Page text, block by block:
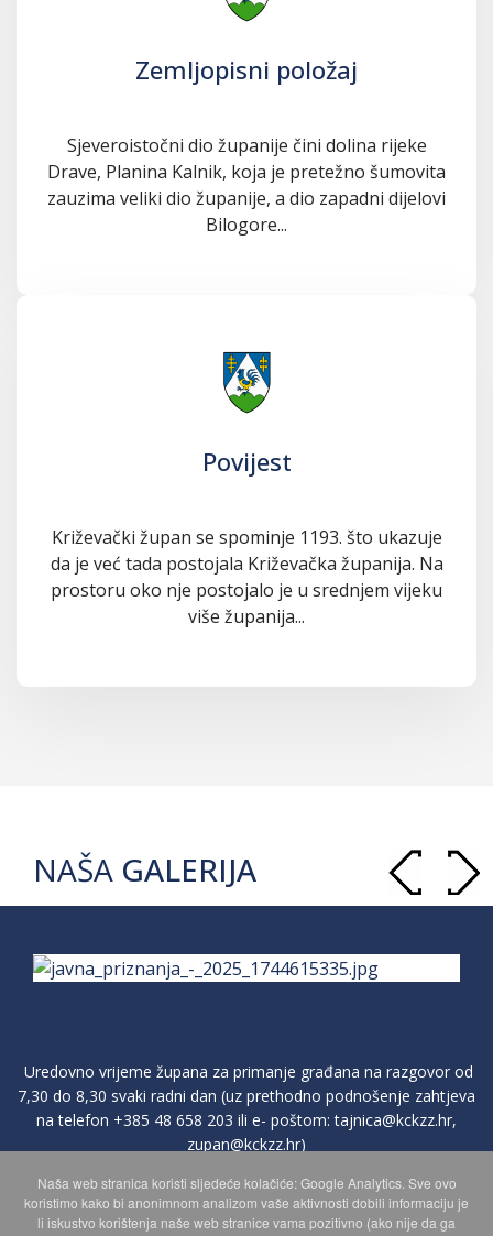
Zemljopisni položaj
Sjeveroistočni dio županije čini dolina rijeke
Drave, Planina Kalnik, koja je pretežno šumovita
zauzima veliki dio županije, a dio zapadni dijelovi
Bilogore...
Povijest
Križevački župan se spominje 1193. što ukazuje
da je već tada postojala Križevačka županija. Na
prostoru oko nje postojalo je u srednjem vijeku
više županija...
NAŠA GALERIJA
Uredovno vrijeme župana za primanje građana na razgovor od
7,30 do 8,30 svaki radni dan (uz prethodno podnošenje zahtjeva
na telefon +385 48 658 203 ili e- poštom:tajnica@kckzz.hr,
zupan@kckzz.hr)
POLITIKA ZAŠTITE PRIVATNOSTI OSOBNIH PODATAKA
Naša web stranica koristi sljedeće kolačiće: Google Analytics. Sve ovo
koristimo kako bi anonimnom analizom vaše aktivnosti dobili informaciju je
li iskustvo korištenja naše web stranice vama pozitivno (ako nije da ga